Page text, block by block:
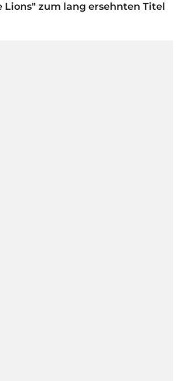
Lions" zum lang ersehnten Titel